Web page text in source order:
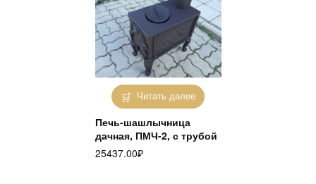
Читать далее
Печь-шашлычница
дачная, ПМЧ-2, с трубой
25437.00₽